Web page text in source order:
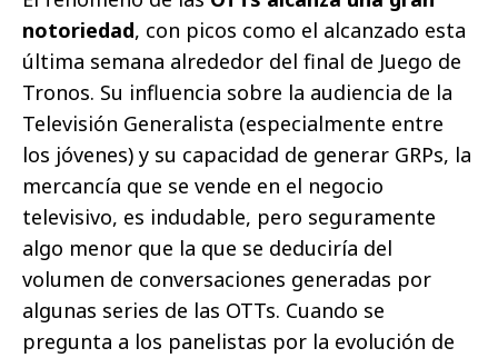
notoriedad, con picos como el alcanzado esta
última semana alrededor del final de Juego de
Tronos. Su influencia sobre la audiencia de la
Televisión Generalista (especialmente entre
los jóvenes) y su capacidad de generar GRPs, la
mercancía que se vende en el negocio
televisivo, es indudable, pero seguramente
algo menor que la que se deduciría del
volumen de conversaciones generadas por
algunas series de las OTTs. Cuando se
pregunta a los panelistas por la evolución de